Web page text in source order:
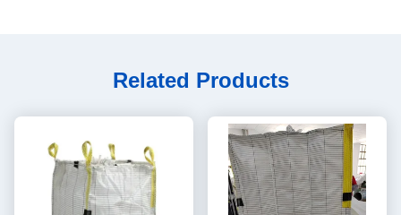
Related Products